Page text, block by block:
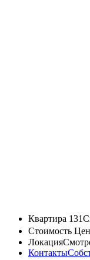
Квартира 131
Стоимость
Локация
Контакты